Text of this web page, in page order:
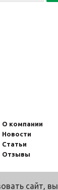
О компании
Новости
Статьи
Отзывы
сайт, вы